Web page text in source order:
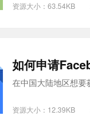
资源大小：63.54KB
如何申请
在中国大陆地区想要
资源大小：12.39KB